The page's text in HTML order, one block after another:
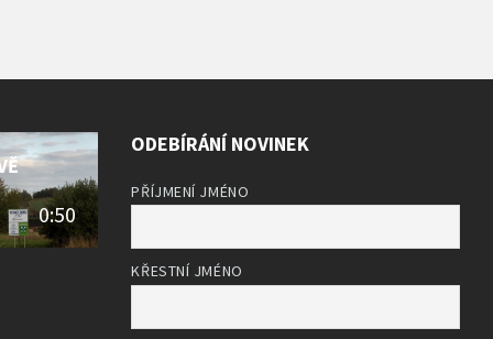
0:50
ODEBÍRÁNÍ NOVINEK
PŘÍJMENÍ JMÉNO
KŘESTNÍ JMÉNO